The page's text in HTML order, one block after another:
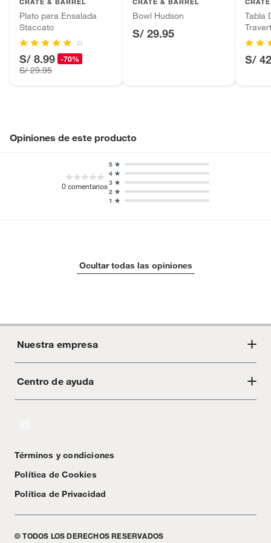
Apto para
microondas
Sí
Baterías de auto.
Motocicletas y bicicletas motorizadas.
Licores y cigarros electrónicos.
Plato para Ensalada
Staccato
(2)
S/ 8.99 -70%
S/ 29.95
Bowl Hudson
S/ 29.95
Tabla
S/
Opiniones de este producto
0comentarios
1
2
3
4
5
Ocultar todas las opiniones
Nuestra empresa
Acerca de Crate
Centro de ayuda
Textos Legales
Términos y condiciones
Política de Cookies
Política de Privacidad
© TODOS LOS DERECHOS RESERVADOS